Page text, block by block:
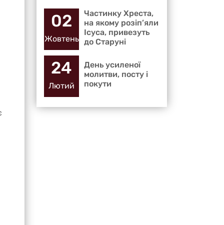
02
Жовтень
Частинку Хреста,
на якому розіп’яли
Ісуса, привезуть
до Старуні
24
Лютий
День усиленої
молитви, посту і
покути